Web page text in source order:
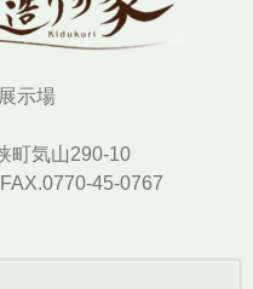
示場
町気山290-10
45-0767